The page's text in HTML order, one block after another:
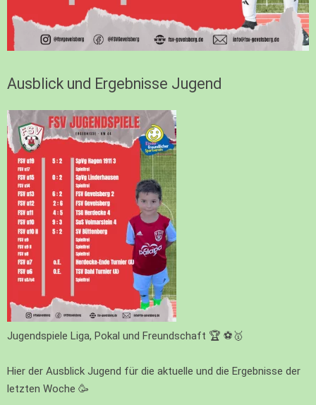
Ausblick und Ergebnisse Jugend
Jugendspiele Liga, Pokal und Freundschaft 🏆 ⚽🥇
Hier der Ausblick Jugend für die aktuelle und die Ergebnisse der
letzten Woche 🥳